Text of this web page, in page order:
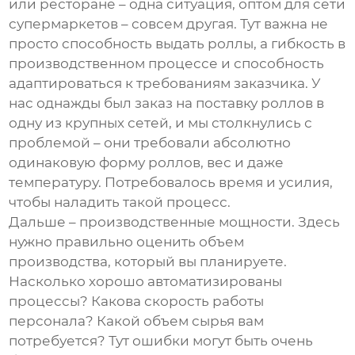
или ресторане – одна ситуация, оптом для сети
супермаркетов – совсем другая. Тут важна не
просто способность выдать роллы, а гибкость в
производственном процессе и способность
адаптироваться к требованиям заказчика. У
нас однажды был заказ на поставку роллов в
одну из крупных сетей, и мы столкнулись с
проблемой – они требовали абсолютно
одинаковую форму роллов, вес и даже
температуру. Потребовалось время и усилия,
чтобы наладить такой процесс.
Дальше – производственные мощности. Здесь
нужно правильно оценить объем
производства, который вы планируете.
Насколько хорошо автоматизированы
процессы? Какова скорость работы
персонала? Какой объем сырья вам
потребуется? Тут ошибки могут быть очень